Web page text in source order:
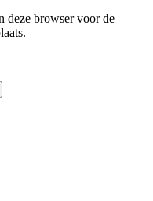
deze browser voor de